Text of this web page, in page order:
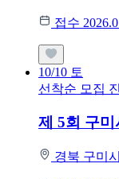
접수
10/10 토
선착순 모집
제 5회 구
경북 구미